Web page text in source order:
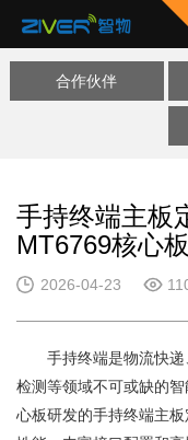
合作伙伴
手持终端主
MT6769核心
2026-04-23
手持终端是物流快递
检测等领域不可或缺的
心板研发的手持终端主